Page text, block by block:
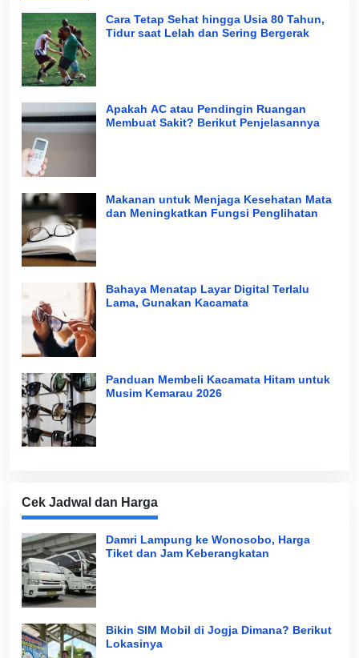
Cara Tetap Sehat hingga Usia 80 Tahun,
Tidur saat Lelah dan Sering Bergerak
Apakah AC atau Pendingin Ruangan
Membuat Sakit? Berikut Penjelasannya
Makanan untuk Menjaga Kesehatan Mata
dan Meningkatkan Fungsi Penglihatan
Bahaya Menatap Layar Digital Terlalu
Lama, Gunakan Kacamata
Panduan Membeli Kacamata Hitam untuk
Musim Kemarau 2026
Cek Jadwal dan Harga
Damri Lampung ke Wonosobo, Harga
Tiket dan Jam Keberangkatan
Bikin SIM Mobil di Jogja Dimana? Berikut
Lokasinya